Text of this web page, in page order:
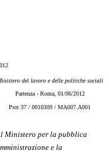
del lavoro e delle politiche sociali
Partenza - Roma, 01/06/2012
Prot 37 / 0010309 / MA007.A001
Ministero per la pubblica
e la